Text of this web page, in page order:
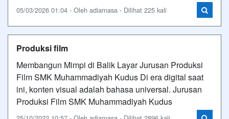
05/03/2026 01:04 - Oleh adiarnasa - Dilihat 225 kali
Produksi film
Membangun Mimpi di Balik Layar Jurusan Produksi
Film SMK Muhammadiyah Kudus Di era digital saat
ini, konten visual adalah bahasa universal. Jurusan
Produksi Film SMK Muhammadiyah Kudus